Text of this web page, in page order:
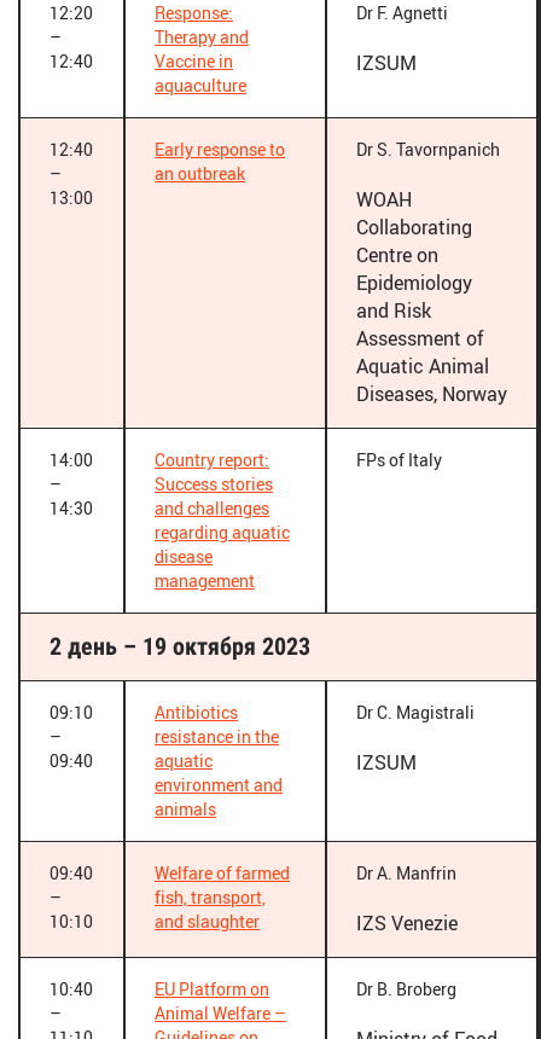
12:20
–
12:40
Response:
Therapy and
Vaccine in
aquaculture
Dr F. Agnetti
IZSUM
12:40
–
13:00
Early response to
an outbreak
Dr S. Tavornpanich
WOAH
Collaborating
Centre on
Epidemiology
and Risk
Assessment of
Aquatic Animal
Diseases, Norway
14:00
–
14:30
Country report:
Success stories
and challenges
regarding aquatic
disease
management
FPs of Italy
2 день – 19 октября 2023
09:10
–
09:40
Antibiotics
resistance in the
aquatic
environment and
animals
Dr C. Magistrali
IZSUM
09:40
–
10:10
Welfare of farmed
fish, transport,
and slaughter
Dr A. Manfrin
IZS Venezie
10:40
–
EU Platform on
Animal Welfare –
Dr B. Broberg